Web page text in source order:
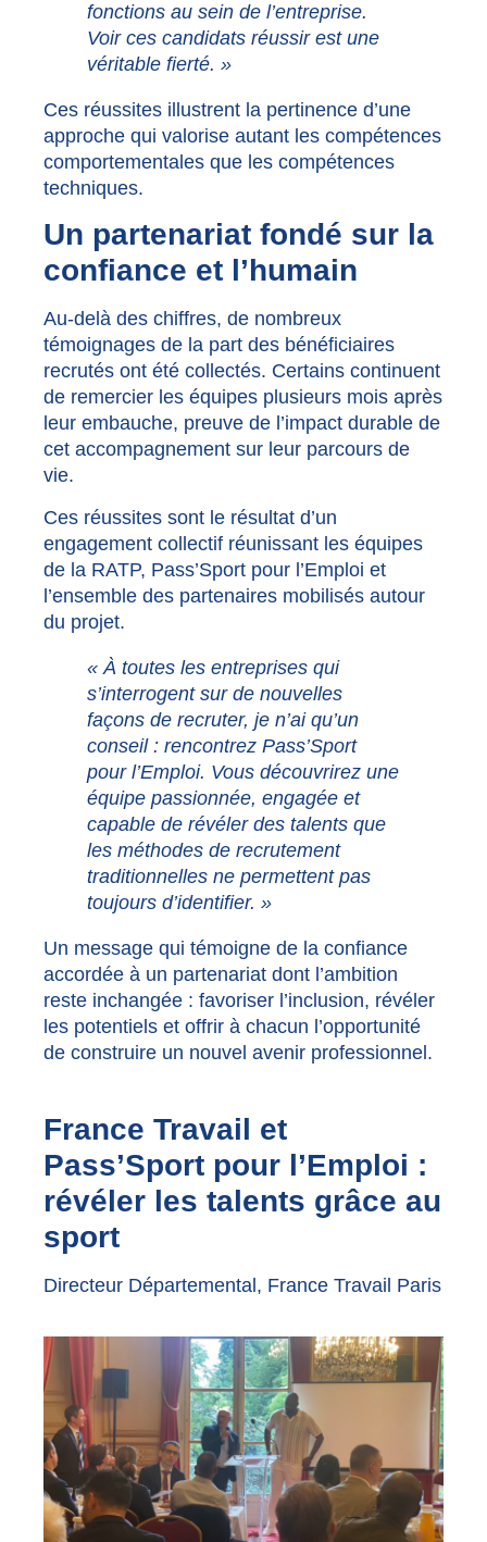
fonctions au sein de l’entreprise.
Voir ces candidats réussir est une
véritable fierté. »
Ces réussites illustrent la pertinence d’une
approche qui valorise autant les compétences
comportementales que les compétences
techniques.
Un partenariat fondé sur la
confiance et l’humain
Au-delà des chiffres, de nombreux
témoignages de la part des bénéficiaires
recrutés ont été collectés. Certains continuent
de remercier les équipes plusieurs mois après
leur embauche, preuve de l’impact durable de
cet accompagnement sur leur parcours de
vie.
Ces réussites sont le résultat d’un
engagement collectif réunissant les équipes
de la RATP, Pass’Sport pour l’Emploi et
l’ensemble des partenaires mobilisés autour
du projet.
« À toutes les entreprises qui
s’interrogent sur de nouvelles
façons de recruter, je n’ai qu’un
conseil : rencontrez Pass’Sport
pour l’Emploi. Vous découvrirez une
équipe passionnée, engagée et
capable de révéler des talents que
les méthodes de recrutement
traditionnelles ne permettent pas
toujours d’identifier. »
Un message qui témoigne de la confiance
accordée à un partenariat dont l’ambition
reste inchangée : favoriser l’inclusion, révéler
les potentiels et offrir à chacun l’opportunité
de construire un nouvel avenir professionnel.
France Travail et
Pass’Sport pour l’Emploi :
révéler les talents grâce au
sport
Directeur Départemental, France Travail Paris